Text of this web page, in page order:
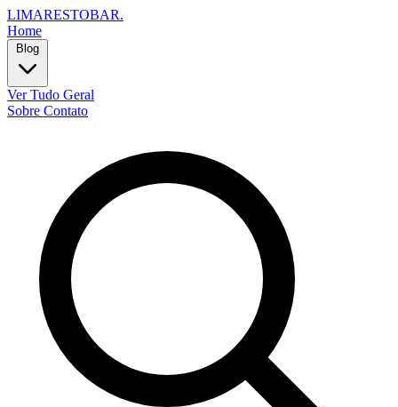
LIMARESTOBAR.
Home
Ver Tudo Geral
Sobre Contato